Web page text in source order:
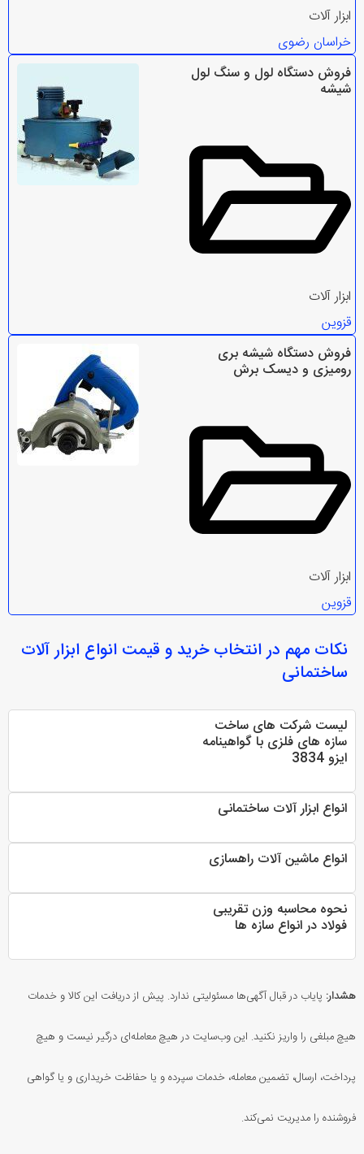
ابزار آلات
خراسان رضوی
فروش دستگاه لول و سنگ لول
شیشه
ابزار آلات
قزوین
فروش دستگاه شیشه بری
رومیزی و دیسک برش
ابزار آلات
قزوین
نکات مهم در انتخابخرید و قیمت انواع ابزار آلات
ساختمانی
ليست شرکت های ساخت
سازه های فلزی با گواهينامه
ايزو 3834
انواع ابزار آلات ساختمانی
انواع ماشین آلات راهسازی
نحوه محاسبه وزن تقریبی
فولاد در انواع سازه ها
هشدار: پایاب در قبال آگهی‌ها مسئولیتی ندارد. پیش از دریافت این کالا و خدمات
هیچ مبلغی را واریز نکنید. این وب‌سایت در هیچ معامله‌ای درگیر نیست و هیچ
پرداخت، ارسال، تضمین معامله، خدمات سپرده و یا حفاظت خریداری و یا گواهی
فروشنده را مدیریت نمی‌کند.